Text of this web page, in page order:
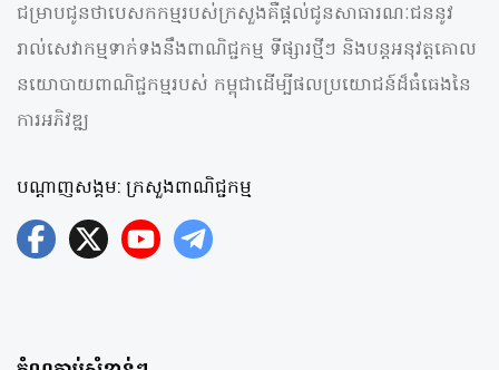
ជម្រាបជូនថាបេសកកម្មរបស់ក្រសួងគឺផ្តល់ជូនសាធារណៈជននូវ
រាល់សេវាកម្មទាក់ទងនឹងពាណិជ្ជកម្ម ទីផ្សារថ្មីៗ និងបន្តអនុវត្តគោល
នយោបាយពាណិជ្ជកម្មរបស់ កម្ពុជាដើម្បីផលប្រយោជន៍ដ៏ធំធេងនៃ
ការអភិវឌ្ឍ
បណ្តាញសង្គម: ក្រសួងពាណិជ្ជកម្ម